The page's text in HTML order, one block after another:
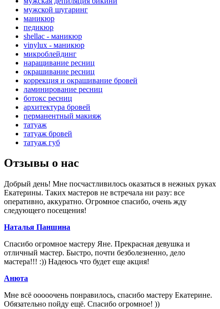
мужской шугаринг
маникюр
педикюр
shellac - маникюр
vinylux - маникюр
микроблейдинг
наращивание ресниц
окрашивание ресниц
коррекция и окрашивание бровей
ламинирование ресниц
ботокс ресниц
архитектура бровей
перманентный макияж
татуаж
татуаж бровей
татуаж губ
Отзывы о нас
Добрый день! Мне посчастливилось оказаться в нежных руках
Екатерины. Таких мастеров не встречала ни разу: все
оперативно, аккуратно. Огромное спасибо, очень жду
следующего посещения!
Наталья Паншина
Спасибо огромное мастеру Яне. Прекрасная девушка и
отличный мастер. Быстро, почти безболезненно, дело
мастера!!! :)) Надеюсь что будет еще акция!
Анюта
Мне всё ооооочень понравилось, спасибо мастеру Екатерине.
Обязательно пойду ещё. Спасибо огромное! ))